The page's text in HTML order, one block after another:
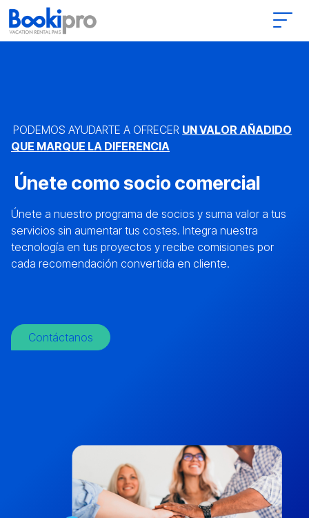
Main Navigation
PODEMOS AYUDARTE A OFRECER UN VALOR AÑADIDO
QUE MARQUE LA DIFERENCIA
Únete como socio comercial
Únete a nuestro programa de socios y suma valor a tus
servicios sin aumentar tus costes. Integra nuestra
tecnología en tus proyectos y recibe comisiones por
cada recomendación convertida en cliente.
Contáctanos